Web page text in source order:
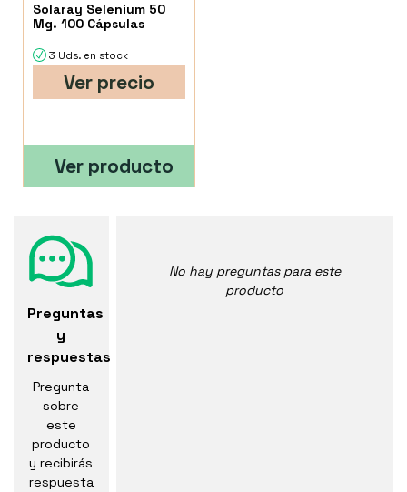
Solaray Selenium 50
Mg. 100 Cápsulas
3 Uds. en stock
Ver precio
Ver producto
Preguntas
y
respuestas
Pregunta
sobre
este
producto
y recibirás
respuesta
No hay preguntas para este
producto